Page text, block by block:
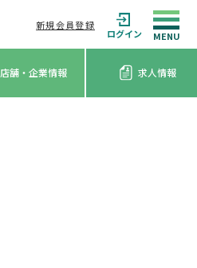
新規会員登録
ログイン
店舗・企業情報 求人情報